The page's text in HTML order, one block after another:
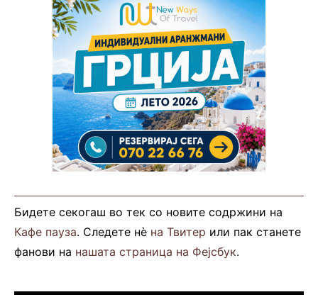
Бидете секогаш во тек со новите содржини на
Кафе пауза. Следете нè на Твитер или пак станете
фанови на нашата страница на Фејсбук.